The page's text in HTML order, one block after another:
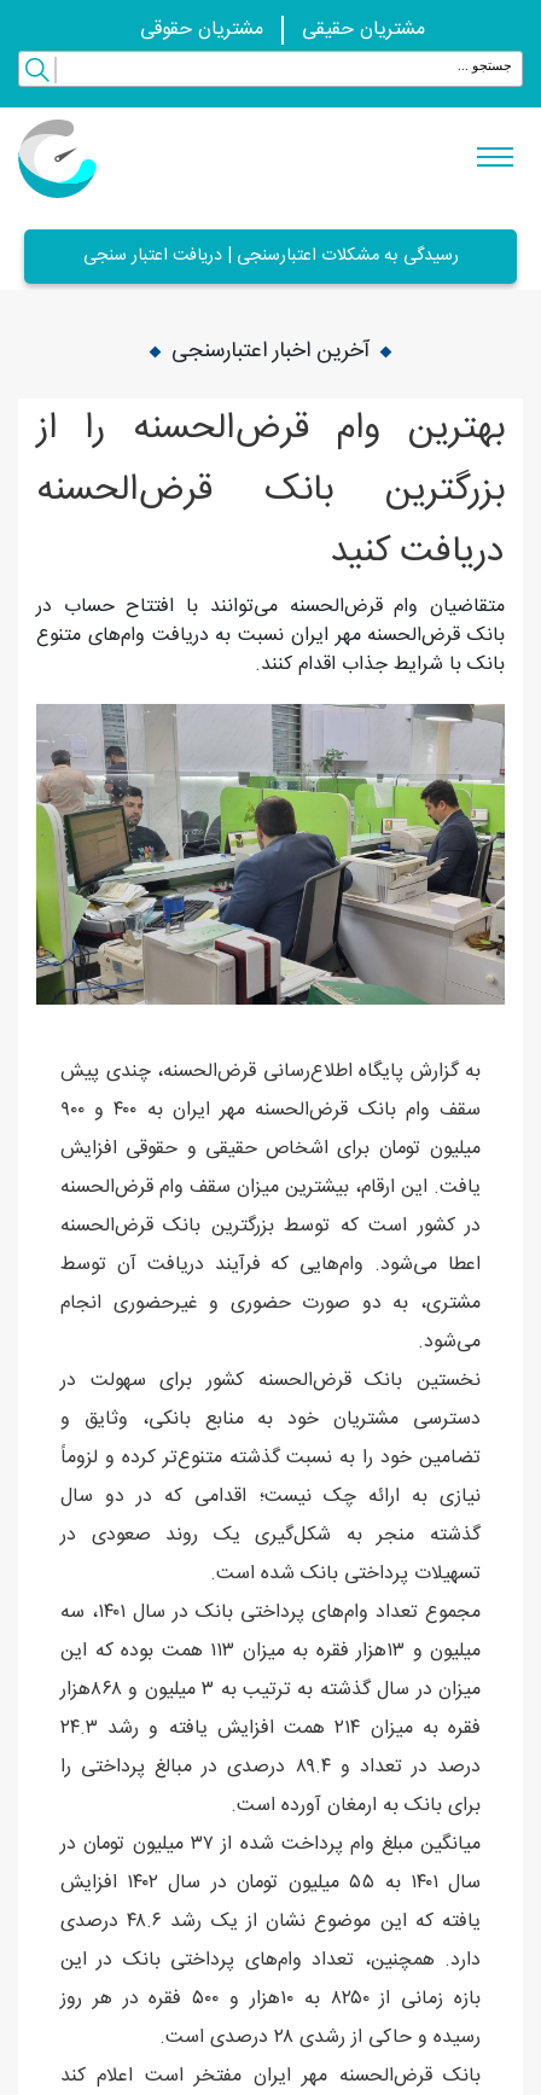
مشتریان حقیقی مشتریان حقوقی
رسیدگی به مشکلات اعتبارسنجی | دریافت اعتبار سنجی
آخرین اخبار اعتبارسنجی
بهترین وام قرض‌الحسنه را از
بزرگترین بانک قرض‌الحسنه
دریافت کنید
متقاضیان وام قرض‌الحسنه می‌توانند با افتتاح حساب در
بانک قرض‌الحسنه مهر ایران نسبت به دریافت وام‌های متنوع
بانک با شرایط جذاب اقدام کنند.
به گزارش پایگاه اطلاع‌رسانی قرض‌الحسنه، چندی پیش
سقف وام بانک قرض‌الحسنه مهر ایران به ۴۰۰ و ۹۰۰
میلیون تومان برای اشخاص حقیقی و حقوقی افزایش
یافت. این ارقام، بیشترین میزان سقف وام قرض‌الحسنه
در کشور است که توسط بزرگترین بانک قرض‌الحسنه
اعطا می‌شود. وام‌هایی که فرآیند دریافت آن توسط
مشتری، به دو صورت حضوری و غیرحضوری انجام
می‌شود.
نخستین بانک قرض‌الحسنه کشور برای سهولت در
دسترسی مشتریان خود به منابع بانکی، وثایق و
تضامین خود را به نسبت گذشته متنوع‌تر کرده و لزوماً
نیازی به ارائه چک نیست؛ اقدامی که در دو سال
گذشته منجر به شکل‌گیری یک روند صعودی در
تسهیلات پرداختی بانک شده است.
مجموع تعداد وام‌های پرداختی بانک در سال ۱۴۰۱، سه
میلیون و ۱۳هزار فقره به میزان ۱۱۳ همت بوده که این
میزان در سال گذشته به ترتیب به ۳ میلیون و ۸۶۸هزار
فقره به میزان ۲۱۴ همت افزایش یافته و رشد ۲۴.۳
درصد در تعداد و ۸۹.۴ درصدی در مبالغ پرداختی را
برای بانک به ارمغان آورده است.
میانگین مبلغ وام پرداخت شده از ۳۷ میلیون تومان در
سال ۱۴۰۱ به ۵۵ میلیون تومان در سال ۱۴۰۲ افزایش
یافته که این موضوع نشان از یک رشد ۴۸.۶ درصدی
دارد. همچنین، تعداد وام‌های پرداختی بانک در این
بازه زمانی از ۸۲۵۰ به ۱۰هزار و ۵۰۰ فقره در هر روز
رسیده و حاکی از رشدی ۲۸ درصدی است.
بانک قرض‌الحسنه مهر ایران مفتخر است اعلام کند